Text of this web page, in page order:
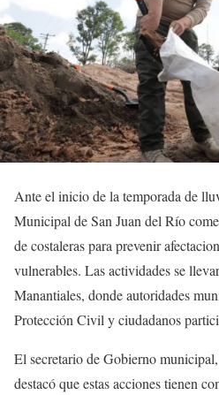
Ante el inicio de la temporada de
Municipal de San Juan del Río
de costaleras para prevenir
vulnerables. Las actividades se
Manantiales, donde autoridades
Protección Civil y ciudadanos
El secretario de Gobierno
destacó que estas acciones tienen